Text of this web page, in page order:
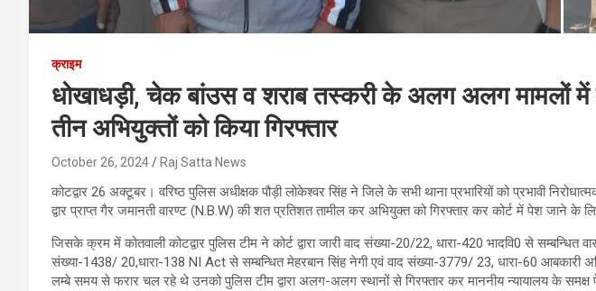
क्राइम
धोखाधड़ी, चेक बांउस व शराब तस्करी के अलग अलग मामलों में
तीन अभियुक्तों को किया गिरफ्तार
October 26, 2024 Raj Satta News
कोटद्वार 26 अक्टूबर। वरिष्ठ पुलिस अधीक्षक पौड़ी लोकेश्वर सिंह ने जिले के सभी थाना प्रभारियों को प्रभावी
द्वार प्राप्त गैर जमानती वारण्ट (N.B.W) की शत प्रतिशत तामील कर अभियुक्त को गिरफ्तार कर कोर्ट में पेश जाने के
जिसके क्रम में कोतवाली कोटद्वार पुलिस टीम ने कोर्ट द्वारा जारी वाद संख्या-20/22, धारा-420 भादवि0 से सम्बन्धित
संख्या-1438/ 20,धारा-138 NI Act से सम्बन्धित मेहरबान सिंह नेगी एवं वाद संख्या-3779/ 23, धारा-60 आबकारी
लम्बे समय से फरार चल रहे थे उनको पुलिस टीम द्वारा अलग-अलग स्थानों से गिरफ्तार कर माननीय न्यायालय के समक्ष